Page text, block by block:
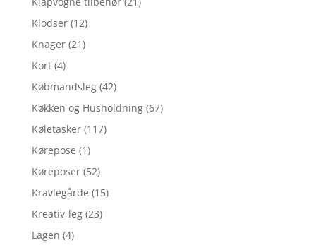
Klodser (12)
Knager (21)
Kort (4)
Købmandsleg (42)
Køkken og Husholdning (67)
Køletasker (117)
Kørepose (1)
Køreposer (52)
Kravlegårde (15)
Kreativ-leg (23)
Lagen (4)